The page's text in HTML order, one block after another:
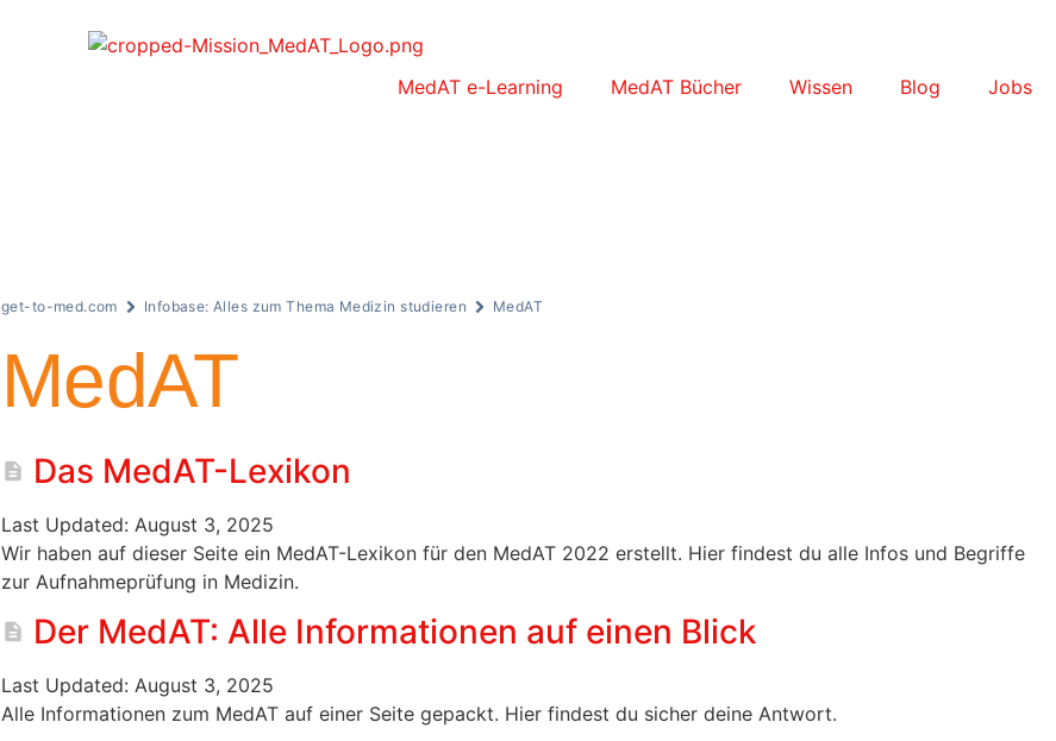
MedAT e-Learning MedAT Bücher Wissen Blog Jobs
get-to-med.com Infobase: Alles zum Thema Medizin studieren MedAT
MedAT
Das MedAT-Lexikon
Last Updated: August 3, 2025
Wir haben auf dieser Seite ein MedAT-Lexikon für den MedAT 2022 erstellt. Hier findest du alle Infos und Begriffe
zur Aufnahmeprüfung in Medizin.
Der MedAT: Alle Informationen auf einen Blick
Last Updated: August 3, 2025
Alle Informationen zum MedAT auf einer Seite gepackt. Hier findest du sicher deine Antwort.